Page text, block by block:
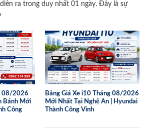
ra trong duy nhất 01 ngày. Đây là sự
08/2026
Bánh Mới
Công
Bảng Giá Xe i10 Tháng 08/2026
Mới Nhất Tại Nghệ An | Hyundai
Thành Công Vinh